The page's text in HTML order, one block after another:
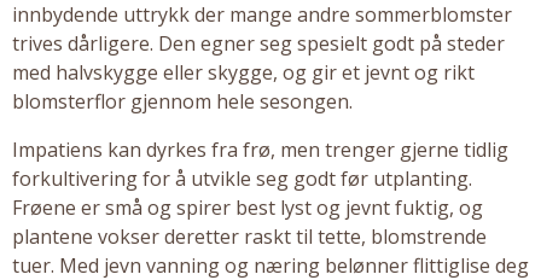
innbydende uttrykk der mange andre sommerblomster
trives dårligere. Den egner seg spesielt godt på steder
med halvskygge eller skygge, og gir et jevnt og rikt
blomsterflor gjennom hele sesongen.
Impatiens kan dyrkes fra frø, men trenger gjerne tidlig
forkultivering for å utvikle seg godt før utplanting.
Frøene er små og spirer best lyst og jevnt fuktig, og
plantene vokser deretter raskt til tette, blomstrende
tuer. Med jevn vanning og næring belønner flittiglise deg